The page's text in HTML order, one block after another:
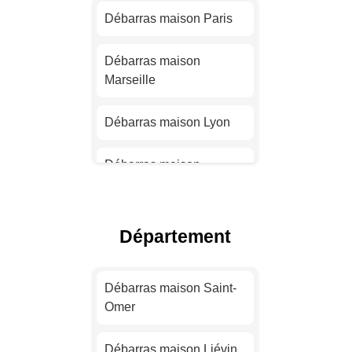
Débarras maison Paris
Débarras maison
Marseille
Débarras maison Lyon
Débarras maison
Débarras maison Nice
Débarras maison
Département
Débarras maison Saint-
Omer
Débarras maison Liévin